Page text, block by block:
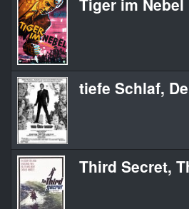
Tiger im Nebel
tiefe Schlaf,
Third Secret,